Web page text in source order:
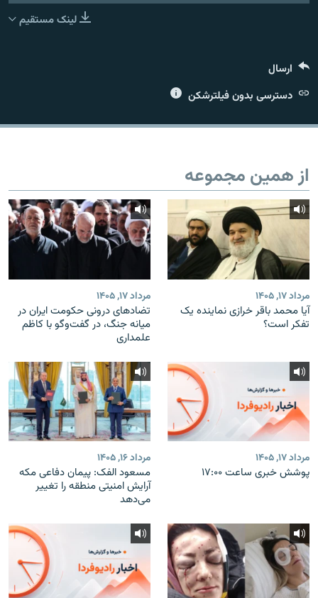
لینک مستقیم
ارسال
دسترسی بدون فیلترشکن
از همین مجموعه
مرداد ۱۷, ۱۴۰۵
آیا محمد باقر خرازی نماینده یک
تفکر است؟
مرداد ۱۷, ۱۴۰۵
تضادهای درونی حکومت ایران در
میانه جنگ، در گفت‌‌وگو با کاظم
علمداری
مرداد ۱۷, ۱۴۰۵
پوشش خبری ساعت ۱۷:۰۰
مرداد ۱۶, ۱۴۰۵
مسعود الفک: پیمان دفاعی مکه
آرایش امنیتی منطقه را تغییر
می‌دهد